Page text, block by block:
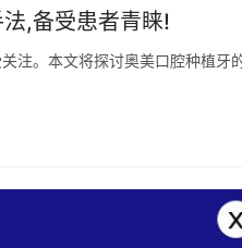
,备受患者青睐!
注。本文将探讨奥美口腔种植牙